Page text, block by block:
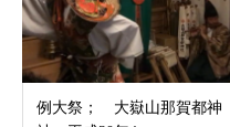
例大祭； 大嶽山那賀都神